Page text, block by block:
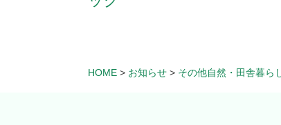
HOME > お知らせ > その他自然・田舎暮ら